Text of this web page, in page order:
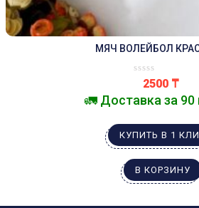
МЯЧ ВОЛЕЙБОЛ
2500 ₸
🚛 Доставка за 90
КУПИТЬ В 1
В КОРЗИНУ